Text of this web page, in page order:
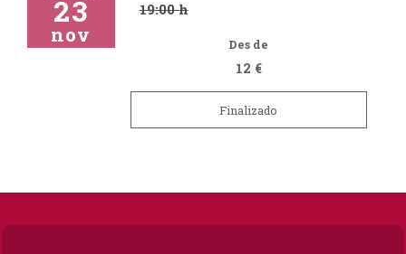
23
nov
19:00 h
Des de
12 €
Finalizado